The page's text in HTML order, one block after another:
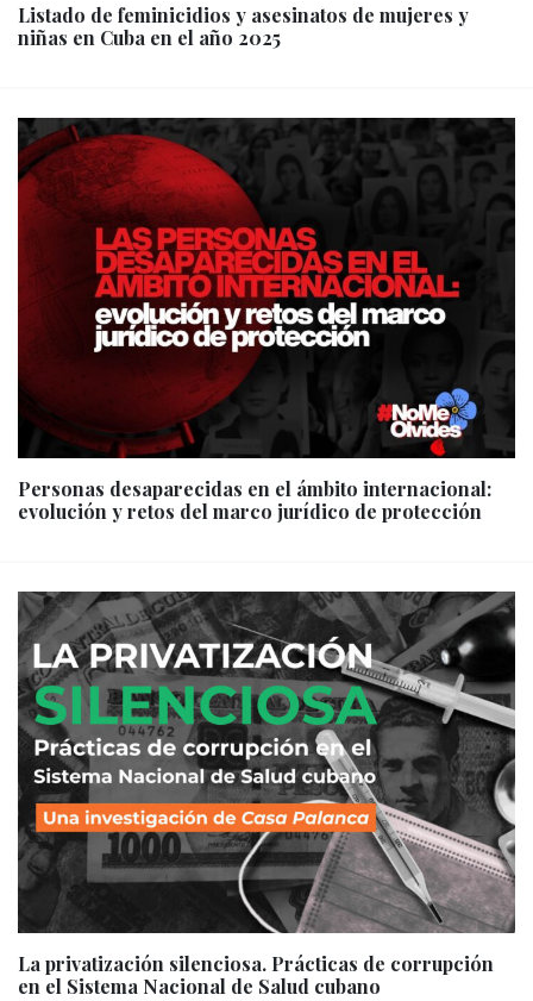
Listado de feminicidios y asesinatos de mujeres y
niñas en Cuba en el año 2025
Personas desaparecidas en el ámbito internacional:
evolución y retos del marco jurídico de protección
La privatización silenciosa. Prácticas de corrupción
en el Sistema Nacional de Salud cubano